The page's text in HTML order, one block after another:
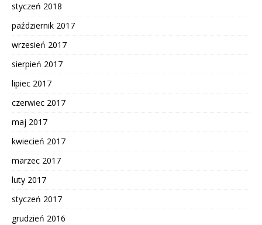
styczeń 2018
październik 2017
wrzesień 2017
sierpień 2017
lipiec 2017
czerwiec 2017
maj 2017
kwiecień 2017
marzec 2017
luty 2017
styczeń 2017
grudzień 2016